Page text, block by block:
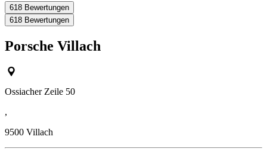
618 Bewertungen
618 Bewertungen
Porsche Villach
Ossiacher Zeile 50
,
9500 Villach